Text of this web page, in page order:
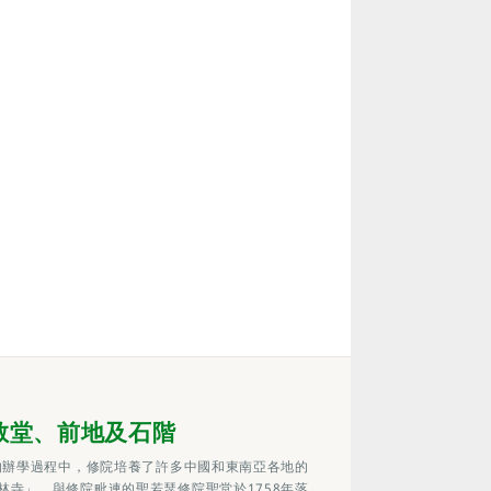
堂、前地及石階
學過程中，修院培養了許多中國和東南亞各地的